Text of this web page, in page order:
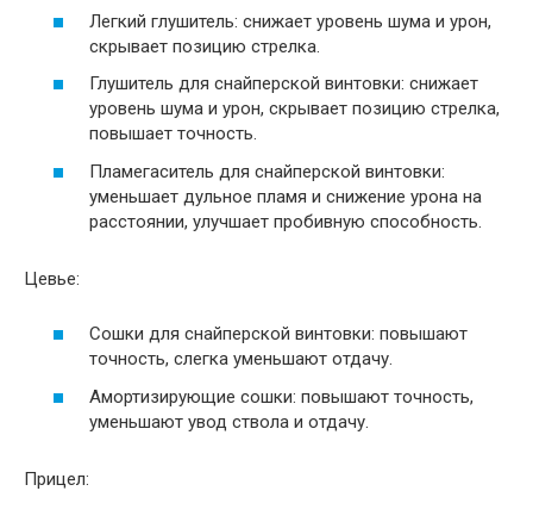
Легкий глушитель: снижает уровень шума и урон,
скрывает позицию стрелка.
Глушитель для снайперской винтовки: снижает
уровень шума и урон, скрывает позицию стрелка,
повышает точность.
Пламегаситель для снайперской винтовки:
уменьшает дульное пламя и снижение урона на
расстоянии, улучшает пробивную способность.
Цевье:
Сошки для снайперской винтовки: повышают
точность, слегка уменьшают отдачу.
Амортизирующие сошки: повышают точность,
уменьшают увод ствола и отдачу.
Прицел: